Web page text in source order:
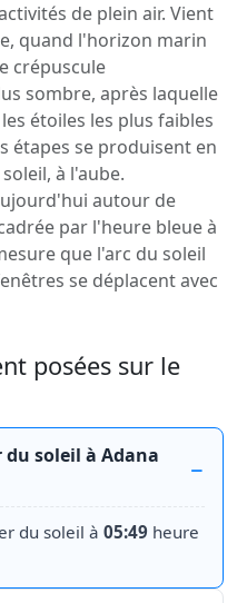
de plein air. Vient
quand l'horizon marin
crépuscule
sombre, après laquelle
étoiles les plus faibles
étapes se produisent en
à l'aube.
autour de
par l'heure bleue à
que l'arc du soleil
se déplacent avec
posées sur le
soleil à Adana
du soleil à 05:49 heure